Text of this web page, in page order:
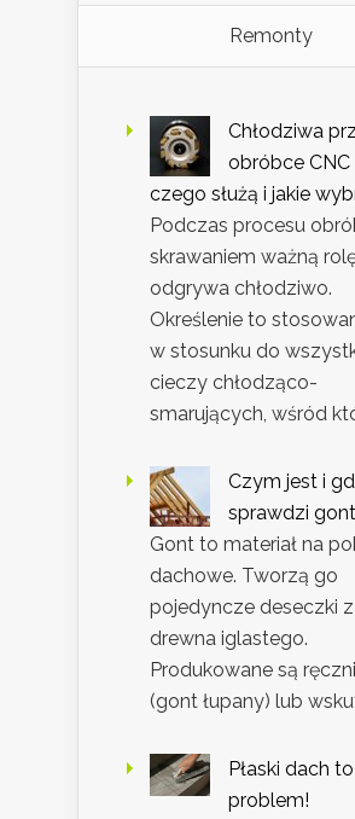
Remonty
Chłodziwa
obróbce CNC
czego służą i jakie
Podczas procesu
skrawaniem ważną
odgrywa chłodziwo.
Określenie to
w stosunku do
cieczy chłodząco-
smarujących, wśród
Czym jest i
sprawdzi
Gont to materiał na
dachowe. Tworzą go
pojedyncze deseczki z
drewna iglastego.
Produkowane są
(gont łupany) lub
Płaski dach
problem!